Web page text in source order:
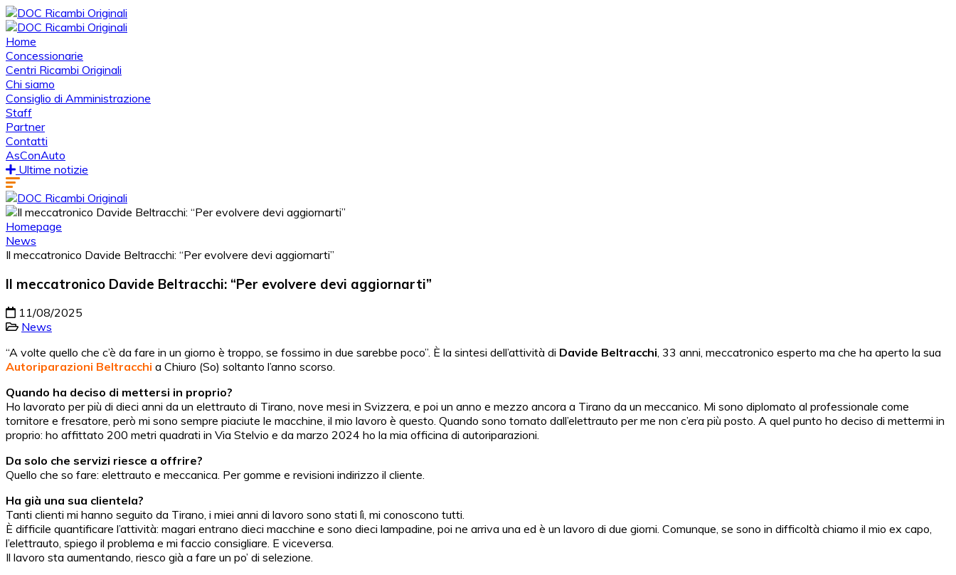
Home
Concessionarie
Centri Ricambi Originali
Chi siamo
Consiglio di Amministrazione
Staff
Partner
Contatti
AsConAuto
Ultime notizie
Homepage
News
Il meccatronico Davide Beltracchi: “Per evolvere devi aggiornarti”
Il meccatronico Davide Beltracchi: “Per evolvere devi aggiornarti”
11/08/2025
News
“A volte quello che c’è da fare in un giorno è troppo, se fossimo in due sarebbe poco”. È la sintesi dell’attività di Davide Beltracchi, 33 anni, meccatronico esperto ma che ha aperto la sua
Autoriparazioni Beltracchi a Chiuro (So) soltanto l’anno scorso.
Quando ha deciso di mettersi in proprio?
Ho lavorato per più di dieci anni da un elettrauto di Tirano, nove mesi in Svizzera, e poi un anno e mezzo ancora a Tirano da un meccanico. Mi sono diplomato al professionale come
tornitore e fresatore, però mi sono sempre piaciute le macchine, il mio lavoro è questo. Quando sono tornato dall’elettrauto per me non c’era più posto. A quel punto ho deciso di mettermi in
proprio: ho affittato 200 metri quadrati in Via Stelvio e da marzo 2024 ho la mia officina di autoriparazioni.
Da solo che servizi riesce a offrire?
Quello che so fare: elettrauto e meccanica. Per gomme e revisioni indirizzo il cliente.
Ha già una sua clientela?
Tanti clienti mi hanno seguito da Tirano, i miei anni di lavoro sono stati lì, mi conoscono tutti.
È difficile quantificare l’attività: magari entrano dieci macchine e sono dieci lampadine, poi ne arriva una ed è un lavoro di due giorni. Comunque, se sono in difficoltà chiamo il mio ex capo,
l’elettrauto, spiego il problema e mi faccio consigliare. E viceversa.
Il lavoro sta aumentando, riesco già a fare un po’ di selezione.